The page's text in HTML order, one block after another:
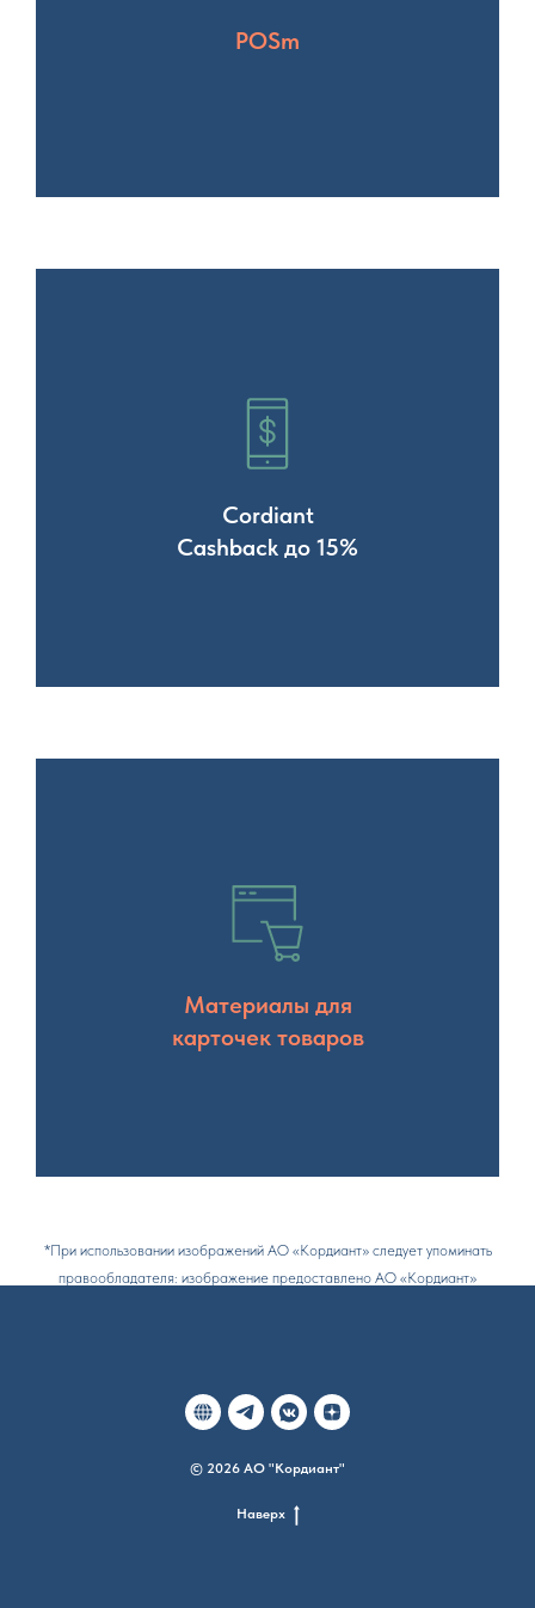
POSm
Cordiant
Cashback до 15%
Материалы для
карточек товаров
*При использовании изображений АО «Кордиант» следует упоминать
правообладателя: изображение предоставлено АО «Кордиант»
© 2026 АО "Кордиант"
Наверх